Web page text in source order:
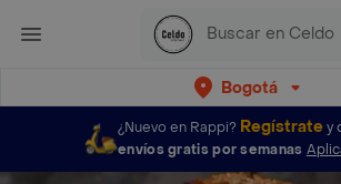
Bogotá
¿Nuevo en Rappi? Regístratey
envíos gratis por semanas